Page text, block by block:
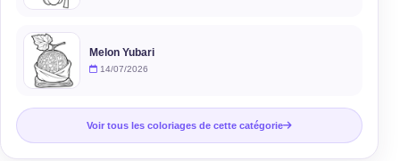
Melon Yubari
14/07/2026
Voir tous les coloriages de cette catégorie